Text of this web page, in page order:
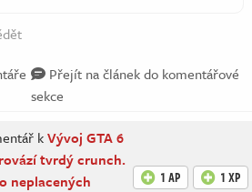
Přejít na článek do komentářové
sekce
kVývoj GTA 6
tvrdý crunch.
neplacených
1 AP 1 XP